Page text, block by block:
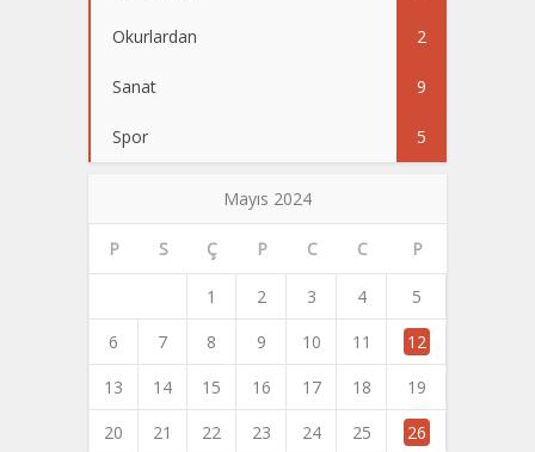
Okurlardan 2
Sanat 9
Spor 5
Mayıs 2024
P S Ç P C C P
1 2 3 4
5
6
7 8 9 10 11
12
13
14 15 16 17 18
19
20
21 22 23 24 25
26